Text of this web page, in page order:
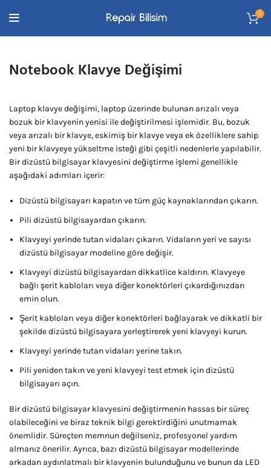
0
Notebook Klavye Değişimi
Laptop klavye değişimi, laptop üzerinde bulunan arızalı veya
bozuk bir klavyenin yenisi ile değiştirilmesi işlemidir. Bu, bozuk
veya arızalı bir klavye, eskimiş bir klavye veya ek özelliklere sahip
yeni bir klavyeye yükseltme isteği gibi çeşitli nedenlerle yapılabilir.
Bir dizüstü bilgisayar klavyesini değiştirme işlemi genellikle
aşağıdaki adımları içerir:
Dizüstü bilgisayarı kapatın ve tüm güç kaynaklarından çıkarın.
Pili dizüstü bilgisayardan çıkarın.
Klavyeyi yerinde tutan vidaları çıkarın. Vidaların yeri ve sayısı
dizüstü bilgisayar modeline göre değişir.
Klavyeyi dizüstü bilgisayardan dikkatlice kaldırın. Klavyeye
bağlı şerit kabloları veya diğer konektörleri çıkardığınızdan
emin olun.
Şerit kabloları veya diğer konektörleri bağlayarak ve dikkatli bir
şekilde dizüstü bilgisayara yerleştirerek yeni klavyeyi kurun.
Klavyeyi yerinde tutan vidaları yerine takın.
Pili yeniden takın ve yeni klavyeyi test etmek için dizüstü
bilgisayarı açın.
Bir dizüstü bilgisayar klavyesini değiştirmenin hassas bir süreç
olabileceğini ve biraz teknik bilgi gerektirdiğini unutmamak
önemlidir. Süreçten memnun değilseniz, profesyonel yardım
almanız önerilir. Ayrıca, bazı dizüstü bilgisayar modellerinde
arkadan aydınlatmalı bir klavyenin bulunduğunu ve bunun da LED